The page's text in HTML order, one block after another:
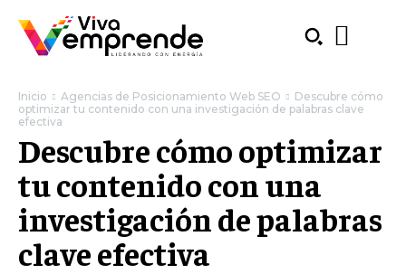
Inicio Agencias de Posicionamiento Web SEO
Descubre cómo
optimizar tu contenido con una investigación de palabras clave
efectiva
Descubre cómo optimizar
tu contenido con una
investigación de palabras
clave efectiva